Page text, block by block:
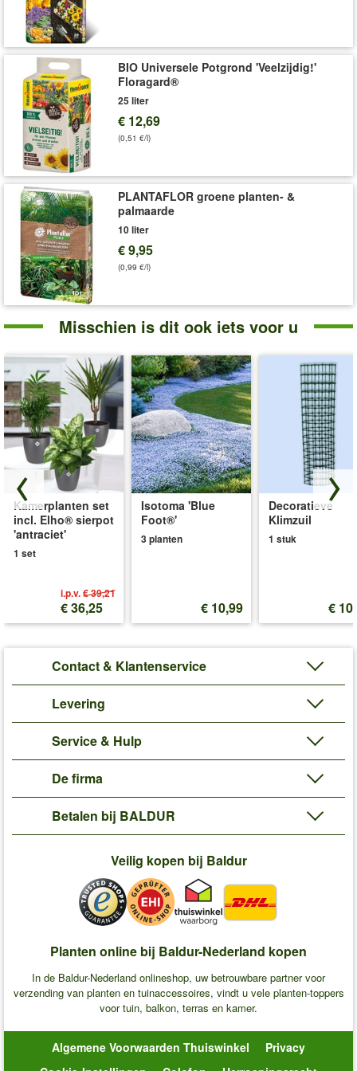
BIO Universele Potgrond 'Veelzijdig!'
Floragard®
25 liter
€ 12,69
(0,51 €/l)
PLANTAFLOR groene planten- &
palmaarde
10 liter
€ 9,95
(0,99 €/l)
Misschien is dit ook iets voor u
Kamerplanten set
incl. Elho® sierpot
'antraciet'
1 set
i.p.v.€ 39,21
€ 36,25
Isotoma 'Blue
Foot®'
3 planten
€ 10,99
Decoratieve
Klimzuil
1 stuk
€
Contact & Klantenservice
Levering
Service & Hulp
De firma
Betalen bij BALDUR
Veilig kopen bij Baldur
Planten online bij Baldur-Nederland kopen
In de Baldur-Nederland onlineshop, uw betrouwbare partner voor
verzending van planten en tuinaccessoires, vindt u vele planten-toppers
voor tuin, balkon, terras en kamer.
Algemene Voorwaarden Thuiswinkel
Privacy